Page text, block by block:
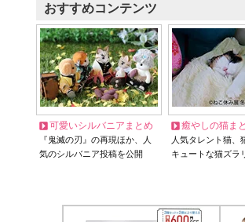
おすすめコンテンツ
可愛いシルバニアまとめ
『鬼滅の刃』の再現ほか、人
気のシルバニア投稿を公開
癒やしの猫ま
人気タレント猫
キュートな猫ズラ